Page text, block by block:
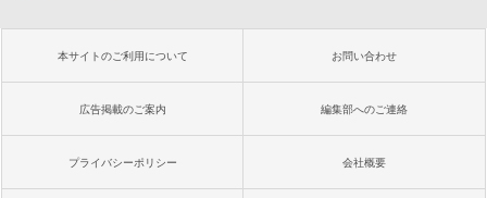
本サイトのご利用について お問い合わせ
広告掲載のご案内 編集部へのご連絡
プライバシーポリシー 会社概要